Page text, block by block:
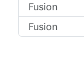
Fusion
Fusion